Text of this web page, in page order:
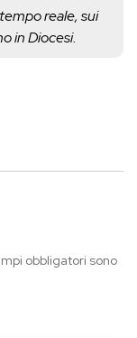
reale, sui
in Diocesi.
obbligatori sono